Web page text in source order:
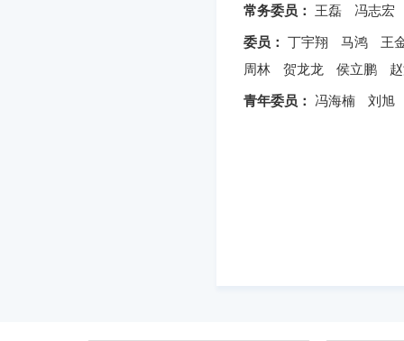
常务委员： 王磊 冯志宏
委员： 丁宇翔 马鸿
王
周林
贺龙龙 侯立鹏
青年委员： 冯海楠 刘旭